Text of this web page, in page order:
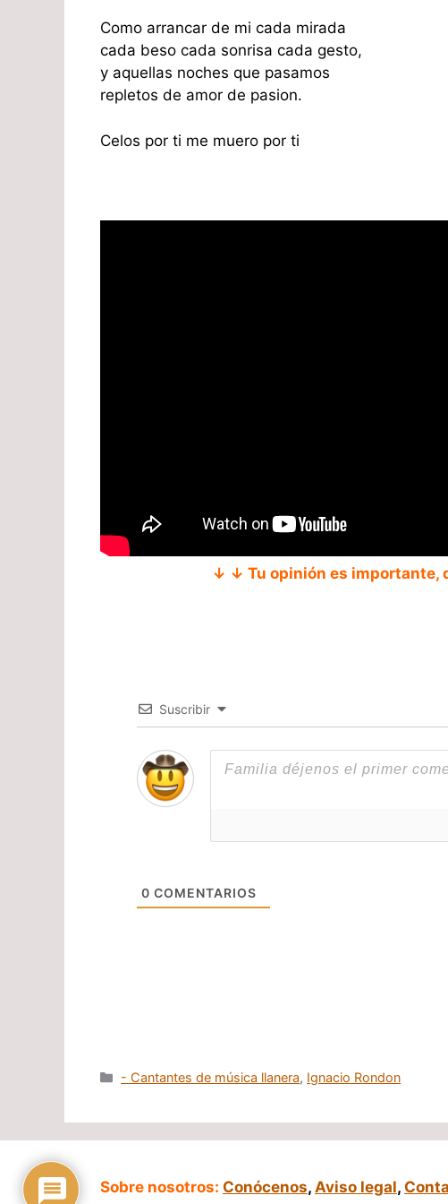
Como arrancar de mi cada mirada
cada beso cada sonrisa cada gesto,
y aquellas noches que pasamos
repletos de amor de pasion.
Celos por ti me muero por ti
↓ ↓ Tu opinión es importante,
Suscribir
0 COMENTARIOS
Categorías
- Cantantes de música llanera, Ignacio Rondon
Sobre nosotros: Conócenos, Aviso legal,